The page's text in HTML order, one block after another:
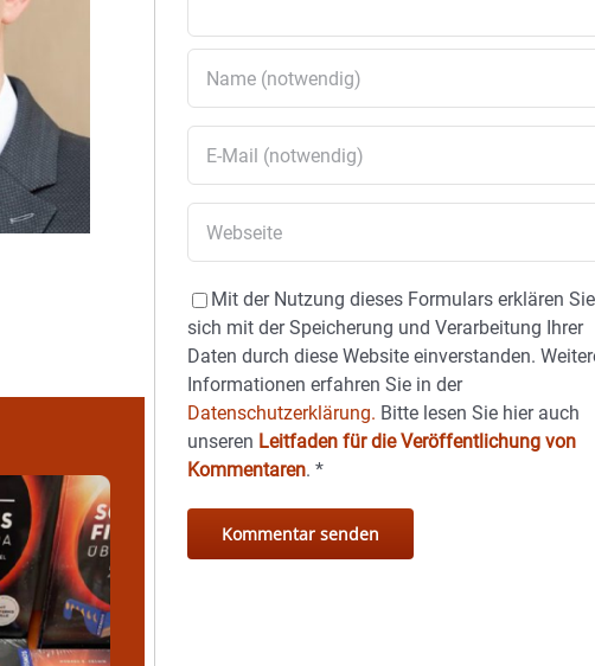
Mit der Nutzung dieses Formulars erklären Sie
sich mit der Speicherung und Verarbeitung Ihrer
Daten durch diese Website einverstanden.
Informationen erfahren Sie in der
Datenschutzerklärung. Bitte lesen Sie hier auch
unseren Leitfaden für die Veröffentlichung von
Kommentaren.*